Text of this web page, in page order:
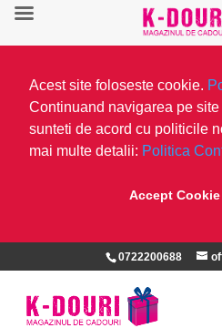
Acest site foloseste cookie.
Continuand navigarea pe
sunteti de acord cu politicile
mai multe detalii: Politica
Accept Cookie
0722200688